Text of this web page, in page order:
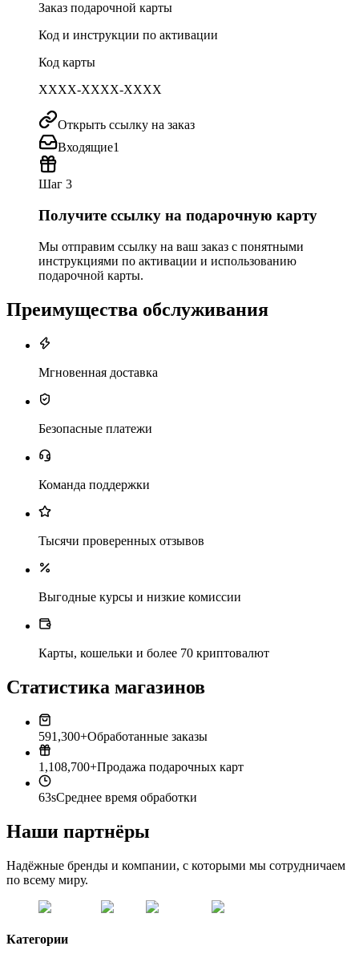
Заказ подарочной карты
Код и инструкции по активации
Код карты
XXXX-XXXX-XXXX
Открыть ссылку на заказ
Входящие1
Шаг 3
Получите ссылку на подарочную карту
Мы отправим ссылку на ваш заказ с понятными
инструкциями по активации и использованию
подарочной карты.
Преимущества обслуживания
Мгновенная доставка
Безопасные платежи
Команда поддержки
Тысячи проверенных отзывов
Выгодные курсы и низкие комиссии
Карты, кошельки и более 70 криптовалют
Статистика магазинов
591,300+Обработанные заказы
1,108,700+Продажа подарочных карт
63sСреднее время обработки
Наши партнёры
Надёжные бренды и компании, с которыми мы сотрудничаем
по всему миру.
Категории